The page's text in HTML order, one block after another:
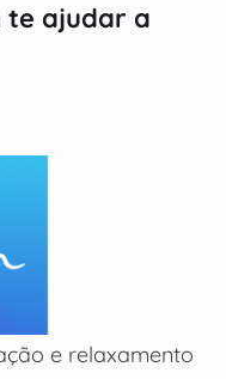
te ajudar a
e relaxamento